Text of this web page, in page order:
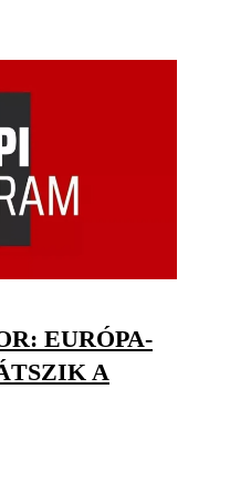
EURÓPA-
A